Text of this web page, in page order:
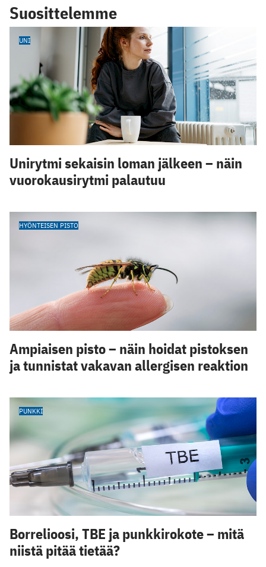
Suosittelemme
UNI
Unirytmi sekaisin loman jälkeen – näin
vuorokausirytmi palautuu
HYÖNTEISEN PISTO
Ampiaisen pisto – näin hoidat pistoksen
ja tunnistat vakavan allergisen reaktion
PUNKKI
Borrelioosi, TBE ja punkkirokote – mitä
niistä pitää tietää?